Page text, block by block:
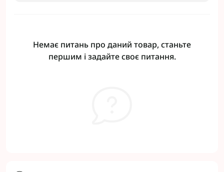
Немає питань про даний товар, станьте
першим і задайте своє питання.